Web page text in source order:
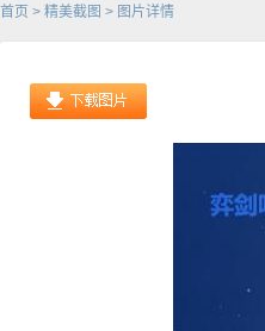
首页 > 精美截图 > 图片详情